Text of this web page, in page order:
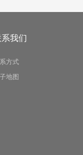
我们
方式
地图